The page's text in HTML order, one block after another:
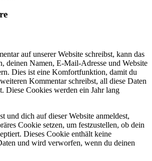
auf unserer Website schreibst, kann das
deinen Namen, E-Mail-Adresse und Website
Dies ist eine Komfortfunktion, damit du
Kommentar schreibst, all diese Daten
Diese Cookies werden ein Jahr lang
und dich auf dieser Website anmeldest,
Cookie setzen, um festzustellen, ob dein
Dieses Cookie enthält keine
und wird verworfen, wenn du deinen